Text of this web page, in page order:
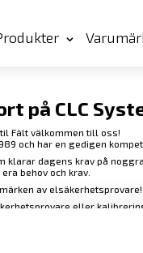
på CLC
Fält välkommen till oss!
och har en gedigen
klarar dagens krav på
behov och krav.
av elsäkerhetsprovare!
eller